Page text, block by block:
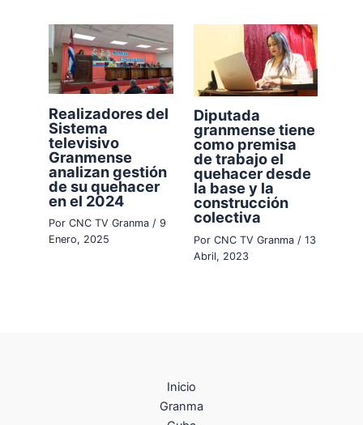
Realizadores del
Sistema
televisivo
Granmense
analizan gestión
de su quehacer
en el 2024
PorCNC TV Granma /9
Enero, 2025
Diputada
granmense tiene
como premisa
de trabajo el
quehacer desde
la base y la
construcción
colectiva
Por CNC TV Granma / 13
Abril, 2023
Inicio
Granma